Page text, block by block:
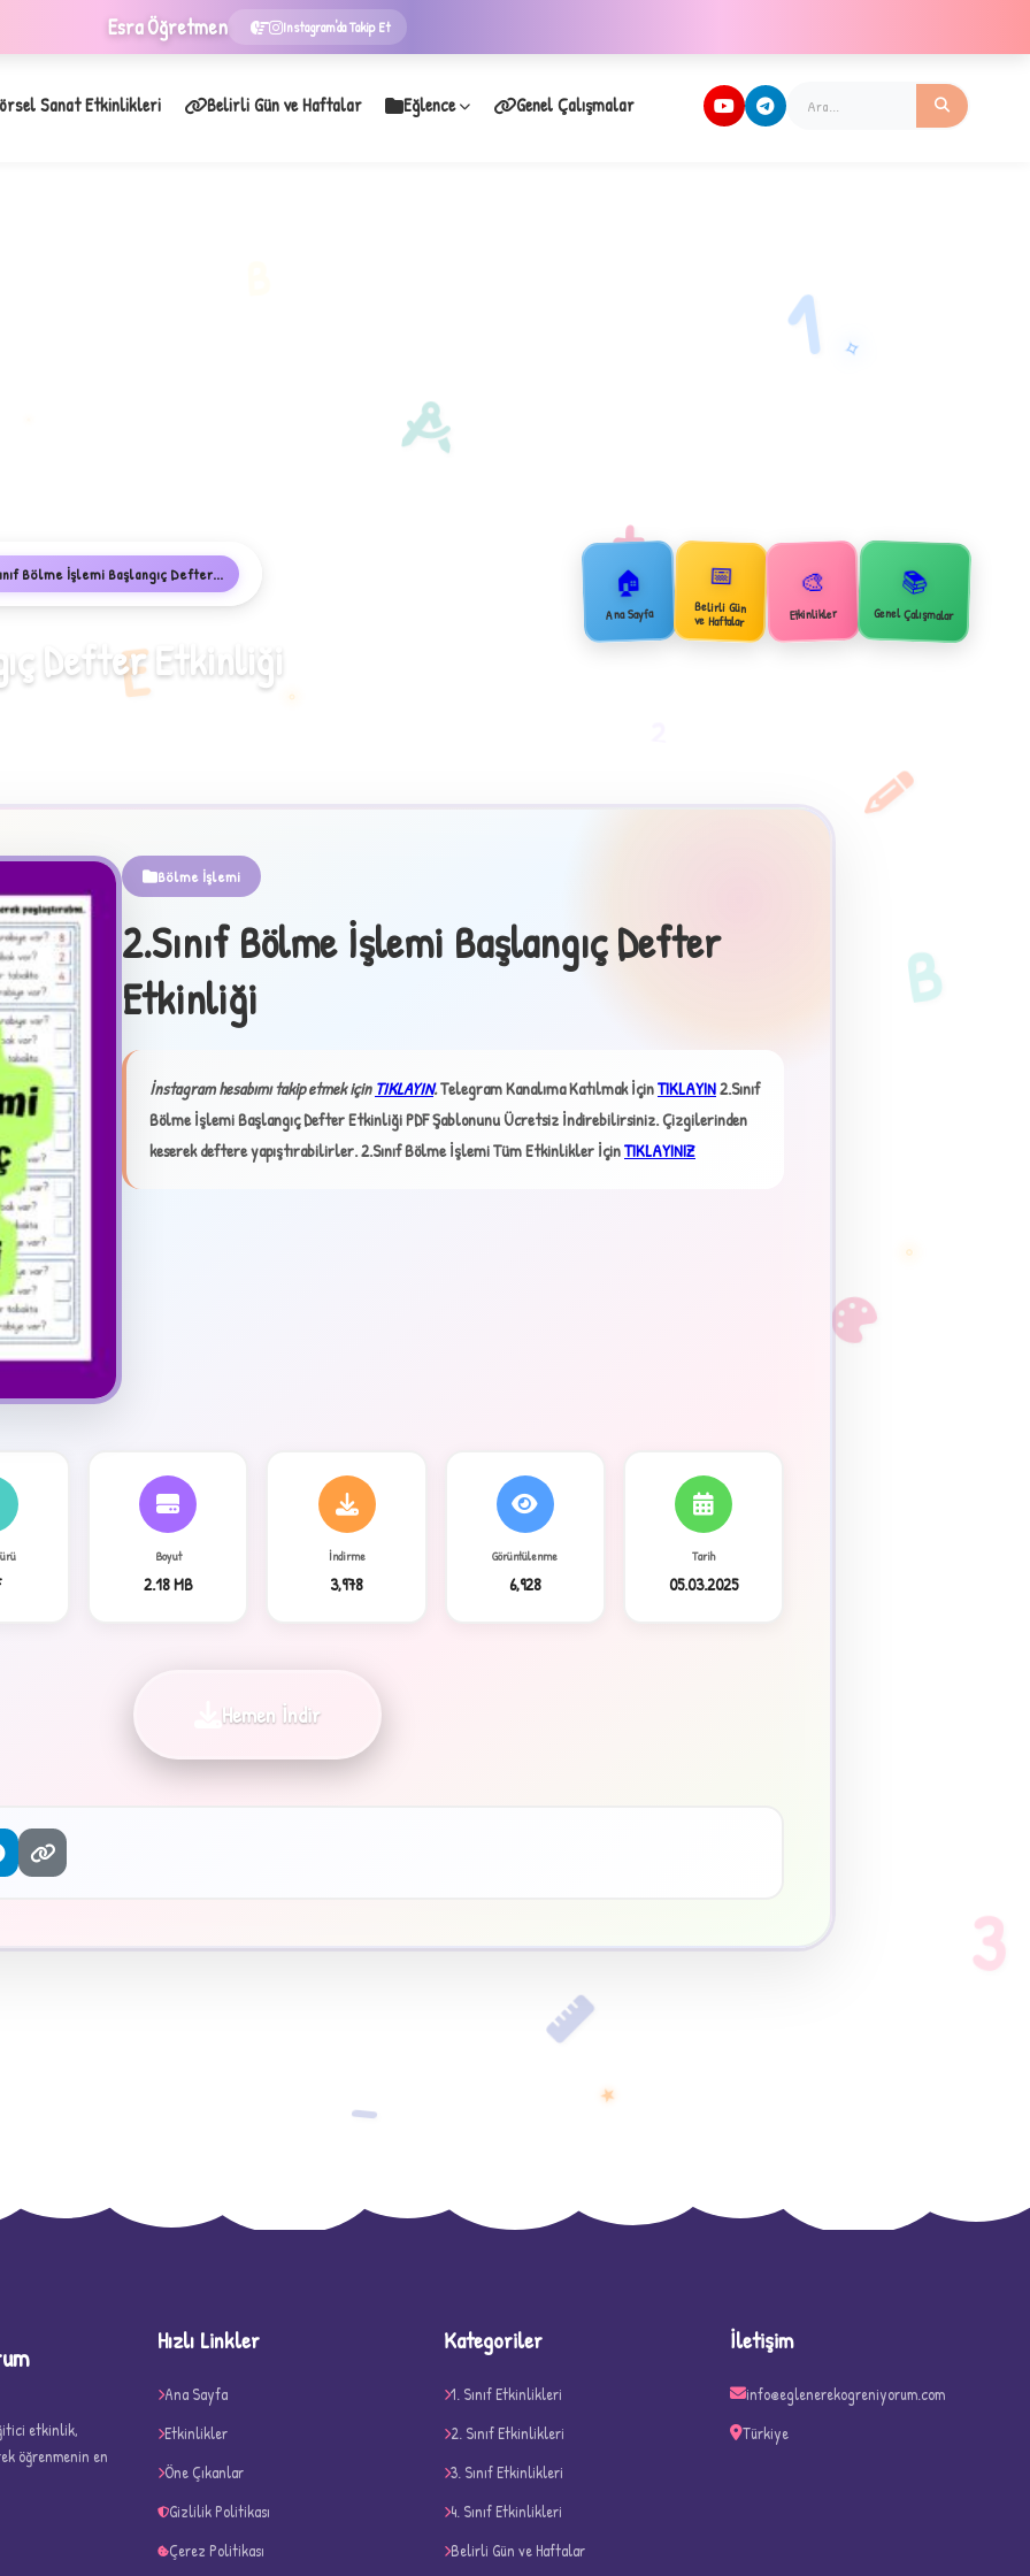
EsraÖğretmen Instagram'da Takip Et
★
✧
✦
Sanat Etkinlikleri Belirli Gün ve Haftalar Eğlence Genel Çalışmalar
Bölme İşlemi Başlangıç Defter...
Defter Etkinliği
🏠
Ana Sayfa
📅
Belirli Gün
ve Haftalar
🎨
Etkinlikler
📚
Genel Çalışmalar
Bölme İşlemi
2.Sınıf Bölme İşlemi Başlangıç Defter
Etkinliği
İnstagram hesabımı takip etmek içinTIKLAYIN.Telegram Kanalıma Katılmak İçinTIKLAYIN2.Sınıf
Bölme İşlemi Başlangıç Defter Etkinliği PDF Şablonunu Ücretsiz İndirebilirsiniz. Çizgilerinden
keserek deftere yapıştırabilirler.2.Sınıf Bölme İşlemi Tüm Etkinlikler İçinTIKLAYINIZ
Boyut
2.18 MB
İndirme
3,978
Görüntülenme
6,928
Tarih
05.03.2025
Hemen İndir
B
D
E
1
3
+
−
etkinlik,
öğrenmenin en
Hızlı Linkler
Ana Sayfa
Etkinlikler
Öne Çıkanlar
Gizlilik Politikası
Çerez Politikası
Kategoriler
1. Sınıf Etkinlikleri
2. Sınıf Etkinlikleri
3. Sınıf Etkinlikleri
4. Sınıf Etkinlikleri
Belirli Gün ve Haftalar
İletişim
info@eglenerekogreniyorum.com
Türkiye